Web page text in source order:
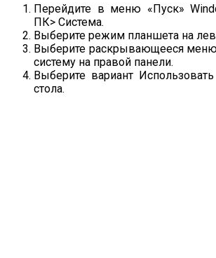
Перейдите в меню «Пуск»
ПК> Система.
Выберите режим планшета на
Выберите раскрывающееся
систему на правой панели.
Выберите вариант
стола.